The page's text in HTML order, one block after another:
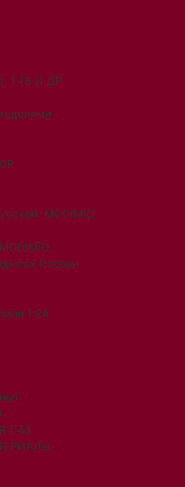
1:18 И ДР.
MODIMIO
России
1:24
1:43